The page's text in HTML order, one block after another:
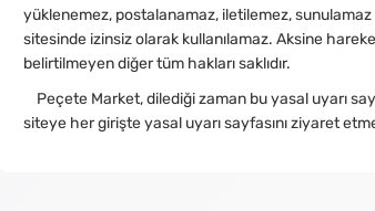
yüklenemez, postalanamaz, iletilemez,
sitesinde izinsiz olarak kullanılamaz. Aksine
belirtilmeyen diğer tüm hakları saklıdır.
Peçete Market, dilediği zaman bu yasal uyarı
siteye her girişte yasal uyarı sayfasını ziyaret